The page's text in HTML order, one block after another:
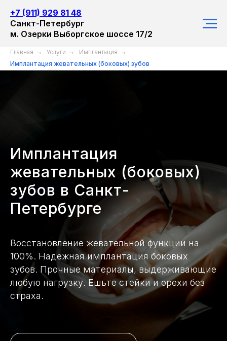
+7 (911) 929 81 48
Санкт-Петербург
м. Озерки Выборгское шоссе 17/2
Главная → Услуги → Имплантация →
Имплантация жевательных (боковых) зубов
Имплантация
жевательных (боковых)
зубов в Санкт-
Петербурге
Восстановление жевательной функции на
100%. Надежная имплантация боковых
зубов. Прочные материалы, выдерживающие
любую нагрузку. Ешьте стейки и орехи без
страха.